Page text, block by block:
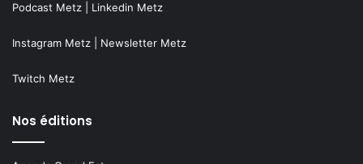
Podcast Metz Linkedin Metz
Instagram Metz Newsletter Metz
Twitch Metz
Nos éditions